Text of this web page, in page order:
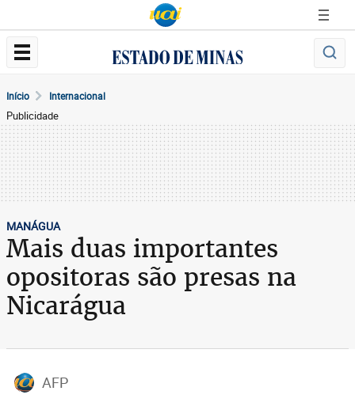
Início Internacional
Publicidade
MANÁGUA
Mais duas importantes
opositoras são presas na
Nicarágua
AFP